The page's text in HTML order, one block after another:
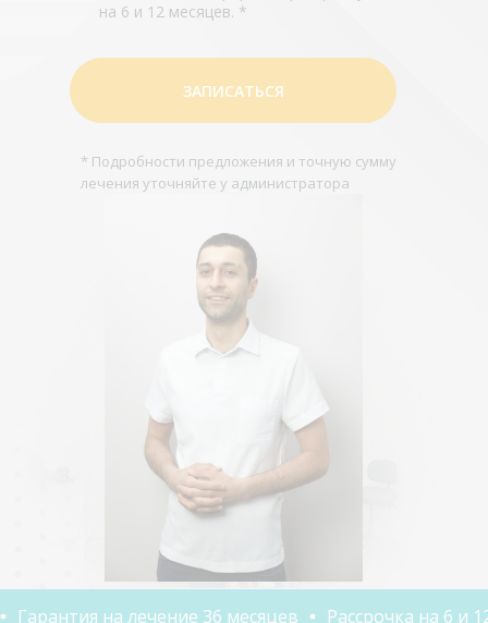
на 6 и 12 месяцев. *
* Подробности предложения и точную сумму
лечения уточняйте у администратора
ЗАПИСАТЬСЯ
на лечение 36 месяцев Рассрочка на 6 и 12